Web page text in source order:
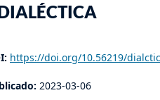
https://doi.org/10.56219/
2023-03-06